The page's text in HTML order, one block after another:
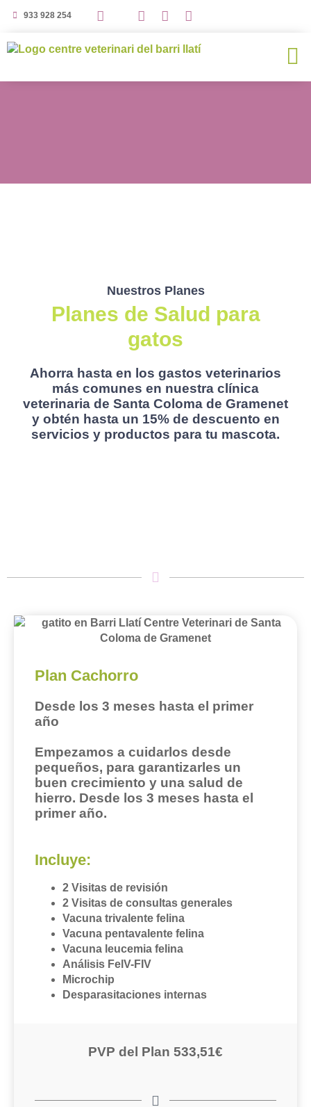
933 928 254
Nuestros Planes
Planes de Salud para
gatos
Ahorra hasta en los gastos veterinarios
más comunes en nuestra clínica
veterinaria de Santa Coloma de Gramenet
y obtén hasta un 15% de descuento en
servicios y productos para tu mascota.
Plan Cachorro
Desde los 3 meses hasta el primer
año
Empezamos a cuidarlos desde
pequeños, para garantizarles un
buen crecimiento y una salud de
hierro. Desde los 3 meses hasta el
primer año.
Incluye:
2 Visitas de revisión
2 Visitas de consultas generales
Vacuna trivalente felina
Vacuna pentavalente felina
Vacuna leucemia felina
Análisis FelV-FIV
Microchip
Desparasitaciones internas
PVP del Plan 533,51€